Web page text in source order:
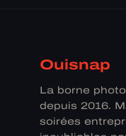
Ouisnap
La borne
depuis 2016.
soirées